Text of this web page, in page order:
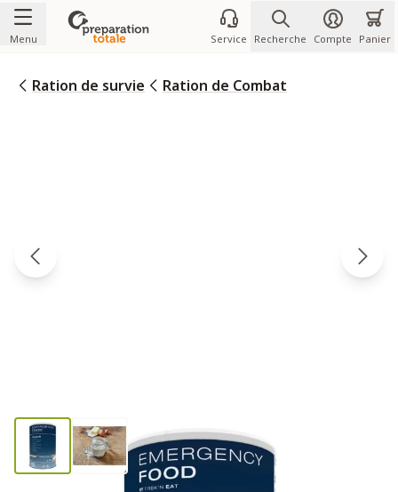
Allez au contenu
Menu Service Recherche Compte Panier
Ration de survie Ration de Combat